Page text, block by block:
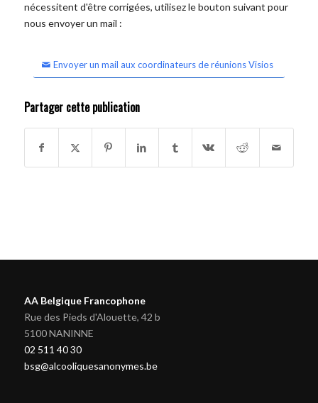
nécessitent d'être corrigées, utilisez le bouton suivant pour
nous envoyer un mail :
Envoyer un mail aux coordinateurs de réunions Visios
Partager cette publication
AA Belgique Francophone
Rue des Pieds d'Alouette, 42 b
5100 NANINNE
02 511 40 30
bsg@alcooliquesanonymes.be